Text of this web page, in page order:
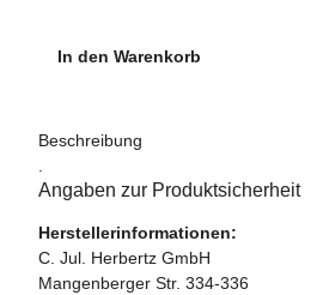
In den Warenkorb
Beschreibung
Angaben zur Produktsicherheit
Herstellerinformationen:
C. Jul. Herbertz GmbH
Mangenberger Str. 334-336